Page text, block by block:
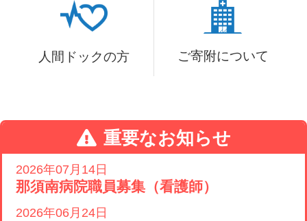
人間ドックの方 ご寄附について
重要なお知らせ
2026年07月14日
那須南病院職員募集（看護師）
2026年06月24日